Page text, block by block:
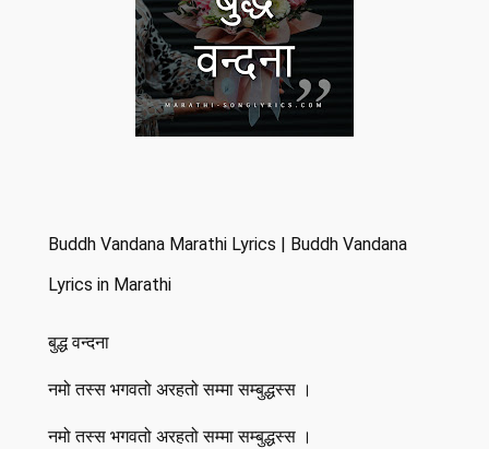
Buddh Vandana Marathi Lyrics | Buddh Vandana
Lyrics in Marathi
बुद्ध वन्दना
नमो तस्स भगवतो अरहतो सम्मा सम्बुद्धस्स ।
नमो तस्स भगवतो अरहतो सम्मा सम्बुद्धस्स ।